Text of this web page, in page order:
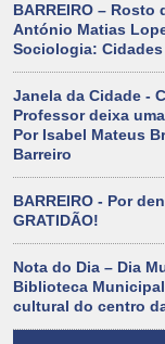
BARREIRO – Rosto
António Matias
Sociologia:
Janela da Cidade -
Professor deixa
Por Isabel Mateus
Barreiro
BARREIRO - Por
GRATIDÃO!
Nota do Dia – Dia
Biblioteca
cultural do centro